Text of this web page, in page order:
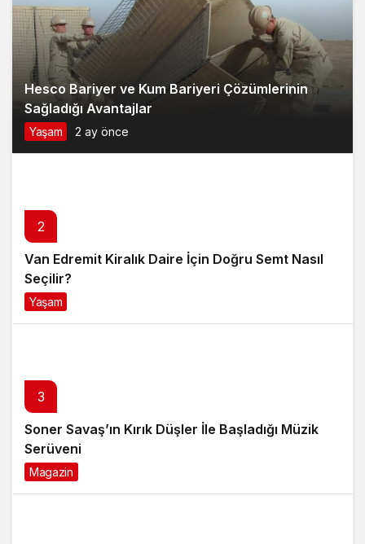
Hesco Bariyer ve Kum Bariyeri Çözümlerinin
Sağladığı Avantajlar
Yaşam 2 ay önce
2
Van Edremit Kiralık Daire İçin Doğru Semt Nasıl
Seçilir?
Yaşam
3
Soner Savaş’ın Kırık Düşler İle Başladığı Müzik
Serüveni
Magazin